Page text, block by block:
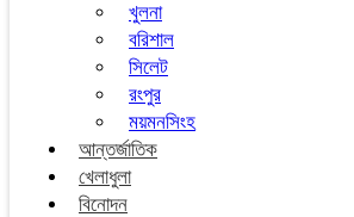
খুলনা
বরিশাল
সিলেট
রংপুর
ময়মনসিংহ
আন্তর্জাতিক
খেলাধুলা
বিনোদন